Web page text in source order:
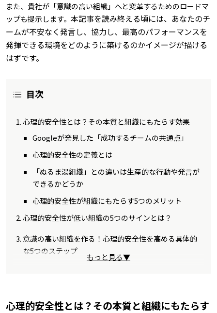
また、貴社が「意識の高い組織」へと変革するためのロードマ
ップも提示します。 本記事を読み終える頃には、あなたのチ
ームが不安なく発言し、協力し、最高のパフォーマンスを
発揮できる環境をどのように築けるのかイメージが描ける
はずです。
目次
心理的安全性とは？その本質と組織にもたらす効果
Googleが発見した「成功するチームの共通点」
心理的安全性の定義とは
「ぬるま湯組織」との違いは生産的な行動や発言が
できるかどうか
心理的安全性が組織にもたらす5つのメリット
心理的安全性が低い組織の5つのサインとは？
意識の高い組織を作る！心理的安全性を高める具体的
な5つのステップ
もっと見る▼
心理的安全性とは？その本質と組織にもたらす